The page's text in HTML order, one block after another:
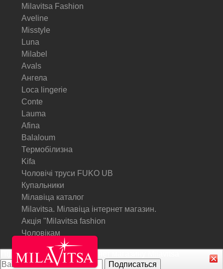
Milavitsa Fashion
Aveline
Misstyle
Luna
Milabel
Avals
Ангела
Loca lingerie
Conte
Lauma
Afina
Balaloum
Термобілизна
Kifa
Чоловічі труси FUKO UB
Купальники
Мілавіца каталог
Milavitsa. Мілавіца інтернет магазин.
Акція "Milavitsa fashion
Чоловікам
Підписатися на Акції інтернет магазину
© Milavitsa.